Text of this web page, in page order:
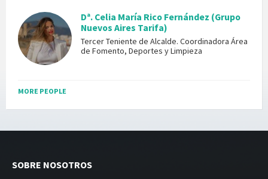
Dª. Celia María Rico Fernández (Grupo
Nuevos Aires Tarifa)
Tercer Teniente de Alcalde. Coordinadora Área
de Fomento, Deportes y Limpieza
MORE PEOPLE
SOBRE NOSOTROS